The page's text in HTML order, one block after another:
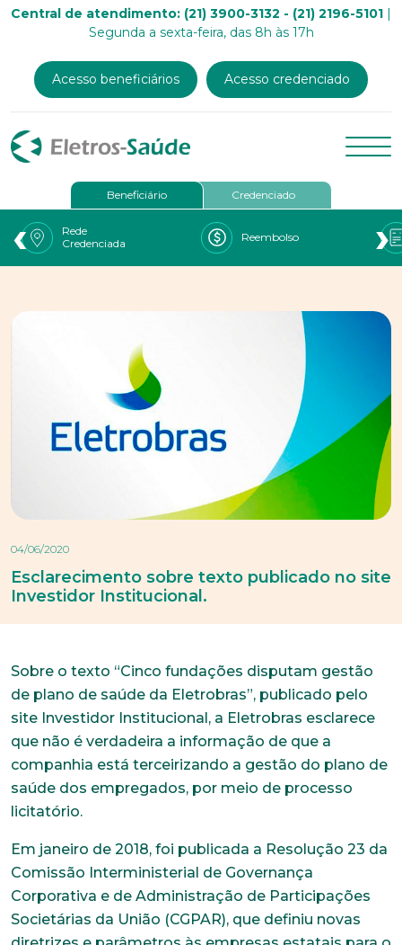
Central de atendimento: (21) 3900-3132 - (21) 2196-5101 |
Segunda a sexta-feira, das 8h às 17h
Acesso beneficiários Acesso credenciado
Beneficiário Credenciado
Rede
Credenciada
Reembolso
‹ ›
04/06/2020
Esclarecimento sobre texto publicado no site
Investidor Institucional.
Sobre o texto “Cinco fundações disputam gestão
de plano de saúde da Eletrobras”, publicado pelo
site Investidor Institucional, a Eletrobras esclarece
que não é verdadeira a informação de que a
companhia está terceirizando a gestão do plano de
saúde dos empregados, por meio de processo
licitatório.
Em janeiro de 2018, foi publicada a Resolução 23 da
Comissão Interministerial de Governança
Corporativa e de Administração de Participações
Societárias da União (CGPAR), que definiu novas